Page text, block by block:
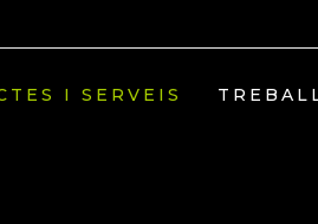
I SERVEIS